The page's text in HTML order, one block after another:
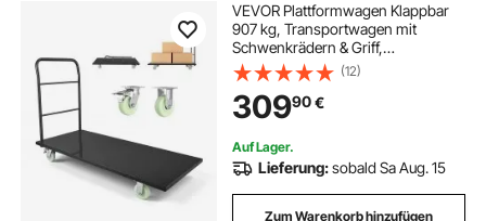
VEVOR Plattformwagen Klappbar
907 kg, Transportwagen mit
Schwenkrädern & Griff,
Lagerwagen, Schwerlast-
Rollwagen für Gepäcktransporte,
Ideal für Lager, Werkstatt, Fabrik,
1525x700x1090 mm
(12)
30990€
Auf Lager.
Lieferung:sobald Sa Aug. 15
Zum Warenkorb hinzufügen